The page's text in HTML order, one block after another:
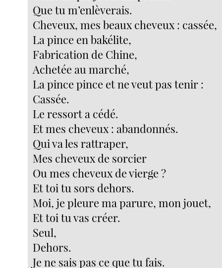
Que tu m’enlèverais.
Cheveux, mes beaux cheveux : cassée,
La pince en bakélite,
Fabrication de Chine,
Achetée au marché,
La pince pince et ne veut pas tenir :
Cassée.
Le ressort a cédé.
Et mes cheveux : abandonnés.
Qui va les rattraper,
Mes cheveux de sorcier
Ou mes cheveux de vierge ?
Et toi tu sors dehors.
Moi, je pleure ma parure, mon jouet,
Et toi tu vas créer.
Seul,
Dehors.
Je ne sais pas ce que tu fais.